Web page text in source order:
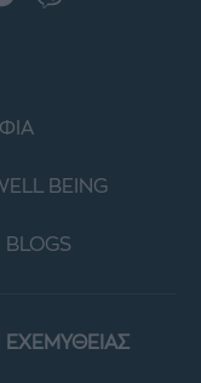
BEING
BLOGS